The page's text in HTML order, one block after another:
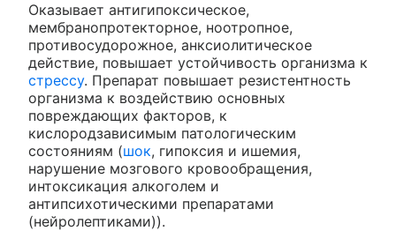
Оказывает антигипоксическое,
мембранопротекторное, ноотропное,
противосудорожное, анксиолитическое
действие, повышает устойчивость организма к
стрессу. Препарат повышает резистентность
организма к воздействию основных
повреждающих факторов, к
кислородзависимым патологическим
состояниям (шок, гипоксия и ишемия,
нарушение мозгового кровообращения,
интоксикация алкоголем и
антипсихотическими препаратами
(нейролептиками)).